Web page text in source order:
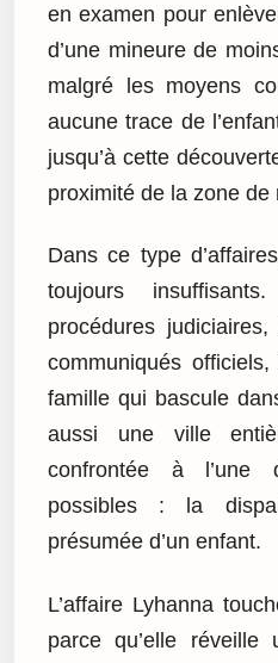
en examen pour
d’une mineure de
malgré les moyens
aucune trace de
jusqu’à cette
proximité de la zone de
Dans ce type
toujours
procédures
communiqués
famille qui bascule
aussi une ville
confrontée à l’une
possibles : la
présumée d’un enfant.
L’affaire Lyhanna
parce qu’elle réveille